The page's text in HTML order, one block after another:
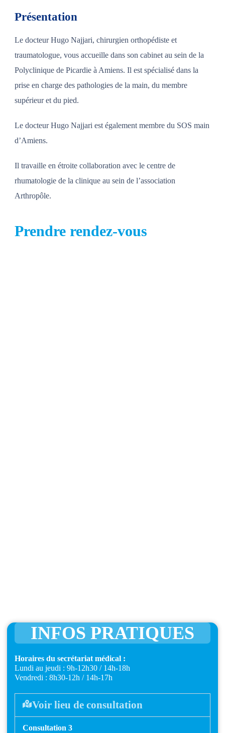
Présentation
Le docteur Hugo Najjari, chirurgien orthopédiste et
traumatologue, vous accueille dans son cabinet au sein de la
Polyclinique de Picardie à Amiens. Il est spécialisé dans la
prise en charge des pathologies de la main, du membre
supérieur et du pied.
Le docteur Hugo Najjari est également membre du SOS main
d’Amiens.
Il travaille en étroite collaboration avec le centre de
rhumatologie de la clinique au sein de l’association
Arthropôle.
Prendre rendez-vous
INFOS PRATIQUES
Horaires du secrétariat médical :
Lundi au jeudi : 9h-12h30 / 14h-18h
Vendredi : 8h30-12h / 14h-17h
Voir lieu de consultation
Consultation 3